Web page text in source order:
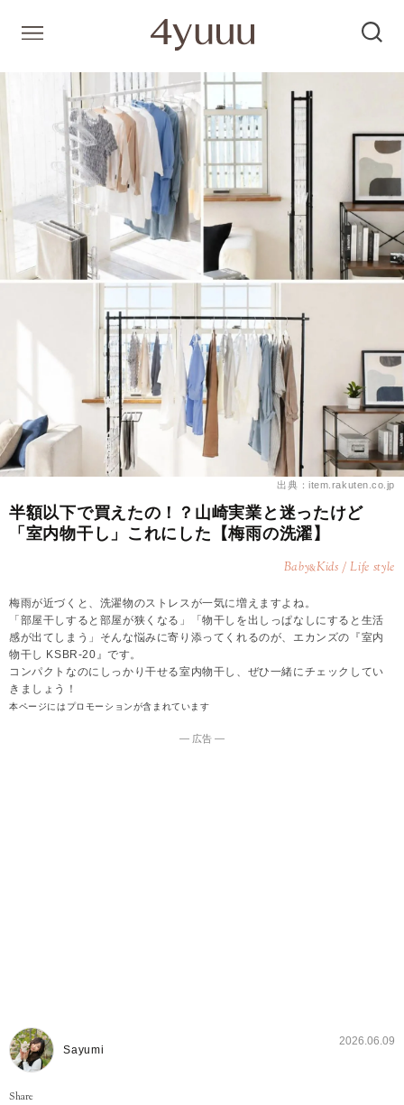
出典：item.rakuten.co.jp
半額以下で買えたの！？山崎実業と迷ったけど
「室内物干し」これにした【梅雨の洗濯】
Baby&Kids / Life style
梅雨が近づくと、洗濯物のストレスが一気に増えますよね。
「部屋干しすると部屋が狭くなる」「物干しを出しっぱなしにすると生活
感が出てしまう」そんな悩みに寄り添ってくれるのが、エカンズの『室内
物干し KSBR-20』です。
コンパクトなのにしっかり干せる室内物干し、ぜひ一緒にチェックしてい
きましょう！
本ページにはプロモーションが含まれています
― 広告 ―
Sayumi
2026.06.09
Share